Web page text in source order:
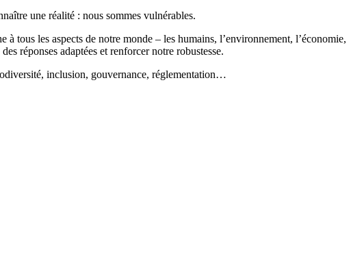
une réalité : nous sommes vulnérables.
tous les aspects de notre monde – les humains, l’environnement, l’économie,
réponses adaptées et renforcer notre robustesse.
inclusion, gouvernance, réglementation…